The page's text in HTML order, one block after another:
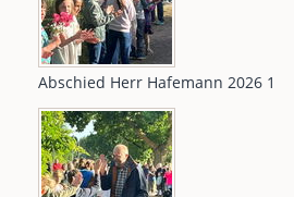
Abschied Herr Hafemann 2026 1